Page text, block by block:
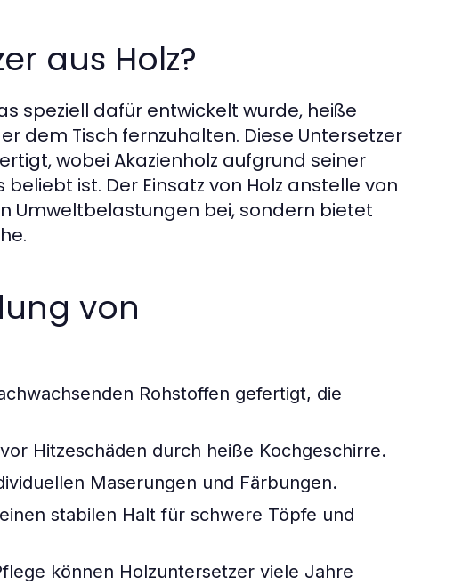
aus Holz?
speziell dafür entwickelt wurde, heiße
dem Tisch fernzuhalten. Diese Untersetzer
wobei Akazienholz aufgrund seiner
ist. Der Einsatz von Holz anstelle von
Umweltbelastungen bei, sondern bietet
von
Rohstoffen gefertigt, die
Hitzeschäden durch heiße Kochgeschirre.
Maserungen und Färbungen.
stabilen Halt für schwere Töpfe und
können Holzuntersetzer viele Jahre